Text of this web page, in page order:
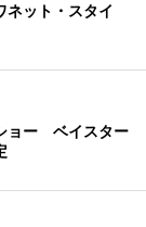
ネット・スタイ
ョー ベイスター